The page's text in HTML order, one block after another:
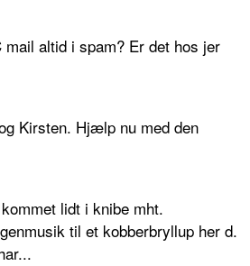
mail altid i spam? Er det hos jer
Kirsten. Hjælp nu med den
lidt i knibe mht.
til et kobberbryllup her d.